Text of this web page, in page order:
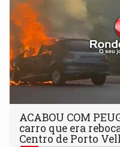
ACABOU COM
carro que era
Centro de Porto